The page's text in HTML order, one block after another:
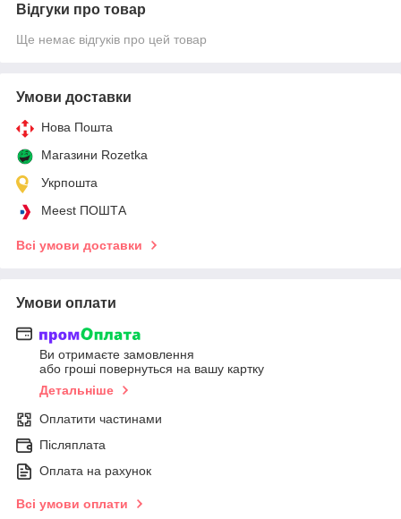
Відгуки про товар
Ще немає відгуків про цей товар
Умови доставки
Нова Пошта
Магазини Rozetka
Укрпошта
Meest ПОШТА
Всі умови доставки
Умови оплати
Ви отримаєте замовлення
або гроші повернуться на вашу картку
Детальніше
Оплатити частинами
Післяплата
Оплата на рахунок
Всі умови оплати